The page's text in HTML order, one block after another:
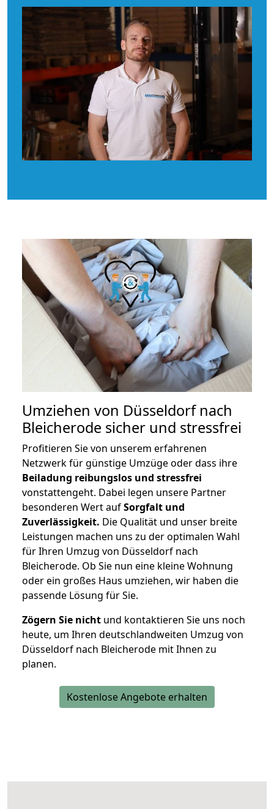
Umziehen von Düsseldorf nach
Bleicherode sicher und stressfrei
Profitieren Sie von unserem erfahrenen
Netzwerk für günstige Umzüge oder dass ihre
Beiladung reibungslos und stressfrei
vonstattengeht. Dabei legen unsere Partner
besonderen Wert aufSorgfalt und
Zuverlässigkeit. Die Qualität und unser breite
Leistungen machen uns zu der optimalen Wahl
für Ihren Umzug von Düsseldorf nach
Bleicherode. Ob Sie nun eine kleine Wohnung
oder ein großes Haus umziehen, wir haben die
passende Lösung für Sie.
Zögern Sie nicht und kontaktieren Sie uns noch
heute, um Ihren deutschlandweiten Umzug von
Düsseldorf nach Bleicherode mit Ihnen zu
planen.
Kostenlose Angebote erhalten